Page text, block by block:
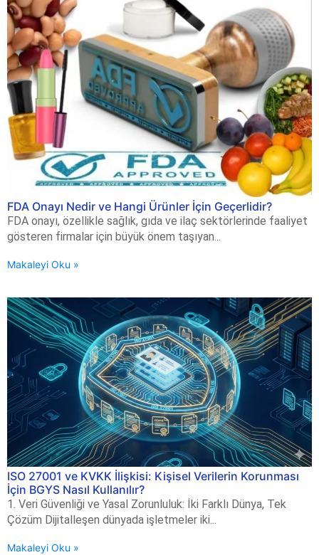
FDA Onayı Nedir ve Hangi Ürünler İçin Geçerlidir?
FDA onayı, özellikle sağlık, gıda ve ilaç sektörlerinde faaliyet
gösteren firmalar için büyük önem taşıyan...
Makaleyi Oku »
ISO 27001 ve KVKK İlişkisi: Kişisel Verilerin Korunması
İçin BGYS Nasıl Kullanılır?
1. Veri Güvenliği ve Yasal Zorunluluk: İki Farklı Dünya, Tek
Çözüm Dijitalleşen dünyada işletmeler iki...
Makaleyi Oku »